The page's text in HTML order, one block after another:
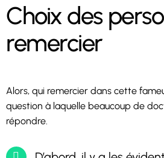
Choix des
remercier
Alors, qui remercier dans cette
question à laquelle beaucoup de
répondre.